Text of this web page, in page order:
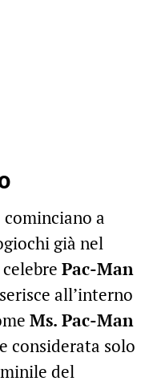
cominciano a
già nel
Pac-Man
all’interno
Ms. Pac-Man
considerata solo
del